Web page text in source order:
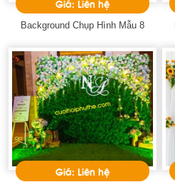
Giá: Liên hệ
Background Chụp Hình Mẫu 8
Giá: Liên hệ